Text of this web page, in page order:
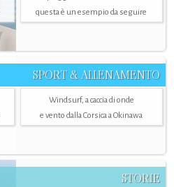
questa è un esempio da seguire
SPORT & ALLENAMENTO
Windsurf, a caccia di onde
e vento dalla Corsica a Okinawa
STORIE